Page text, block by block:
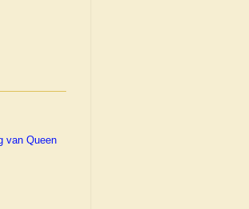
van Queen